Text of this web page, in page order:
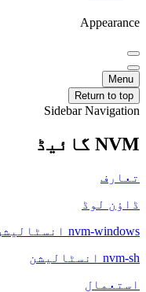
Appearance
Menu
Return to top
Sidebar Navigation
NVM گائیڈ
تعارف
ڈاؤن لوڈ
nvm-windows انسٹالیشن
nvm-sh انسٹالیشن
استعمال